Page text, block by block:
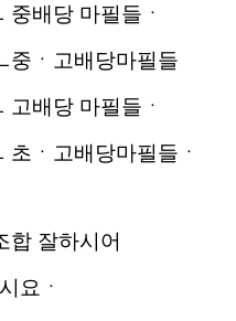
당 마필들ㆍ
고배당마필들
당 마필들ㆍ
고배당마필들ㆍ
잘하시어
ㆍ